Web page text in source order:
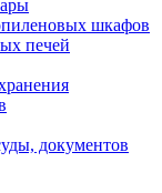
шкафов
печей
документов